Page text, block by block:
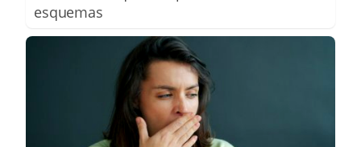
esquemas